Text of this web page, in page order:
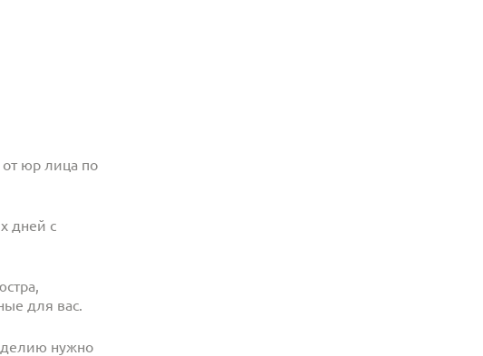
юр лица по
дней с
для вас.
нужно